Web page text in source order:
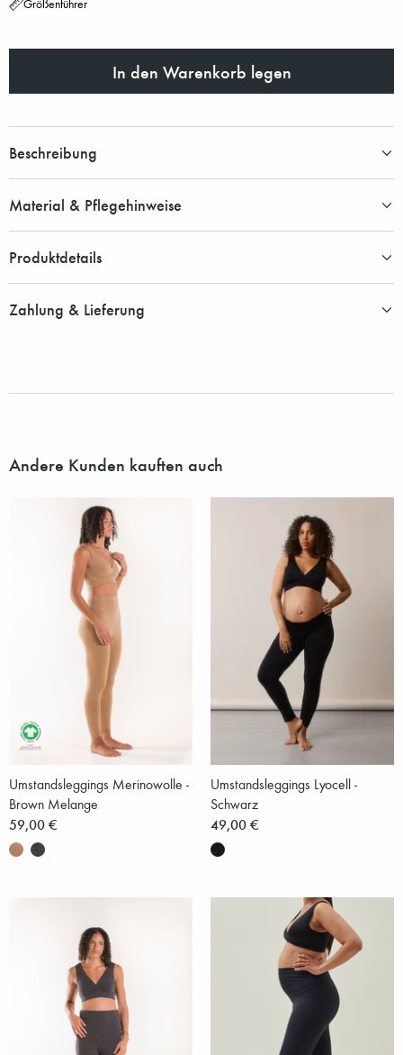
In den Warenkorb legen
Beschreibung
Material & Pflegehinweise
Produktdetails
Zahlung & Lieferung
Andere Kunden kauften auch
Umstandsleggings Merinowolle -
Brown Melange
59,00 €
Umstandsleggings Lyocell -
Schwarz
49,00 €